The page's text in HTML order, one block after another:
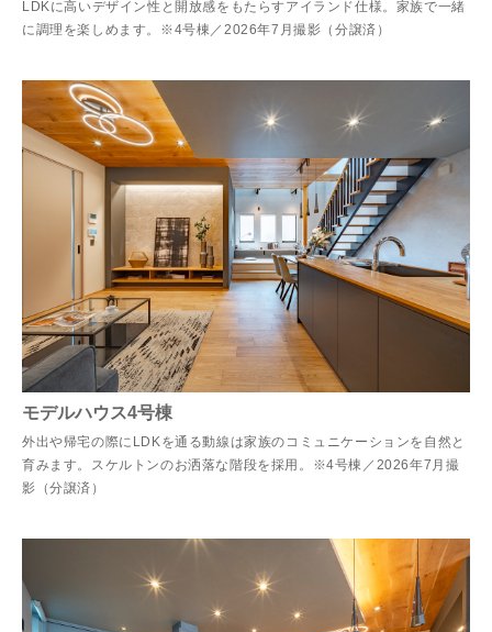
LDKに高いデザイン性と開放感をもたらすアイランド仕様。家族で一緒
に調理を楽しめます。※4号棟／2026年7月撮影（分譲済）
モデルハウス4号棟
外出や帰宅の際にLDKを通る動線は家族のコミュニケーションを自然と
育みます。スケルトンのお洒落な階段を採用。※4号棟／2026年7月撮
影（分譲済）